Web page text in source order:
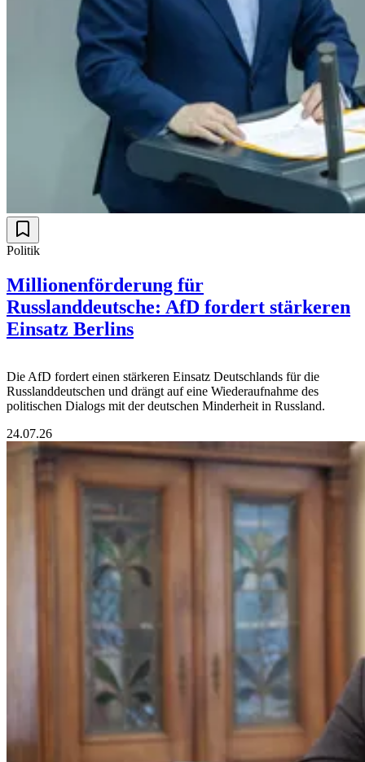
Politik
Millionenförderung für
Russlanddeutsche: AfD fordert stärkeren
Einsatz Berlins
Die AfD fordert einen stärkeren Einsatz Deutschlands für die
Russlanddeutschen und drängt auf eine Wiederaufnahme des
politischen Dialogs mit der deutschen Minderheit in Russland.
24.07.26